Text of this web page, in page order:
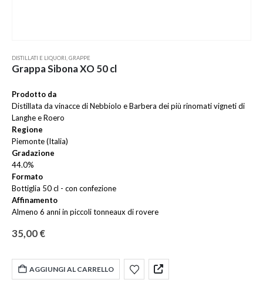
DISTILLATI E LIQUORI GRAPPE
Grappa Sibona XO 50 cl
Prodotto da
Distillata da vinacce di Nebbiolo e Barbera dei più rinomati vigneti di
Langhe e Roero
Regione
Piemonte (Italia)
Gradazione
44.0%
Formato
Bottiglia 50 cl - con confezione
Affinamento
Almeno 6 anni in piccoli tonneaux di rovere
35,00 €
AGGIUNGI AL CARRELLO